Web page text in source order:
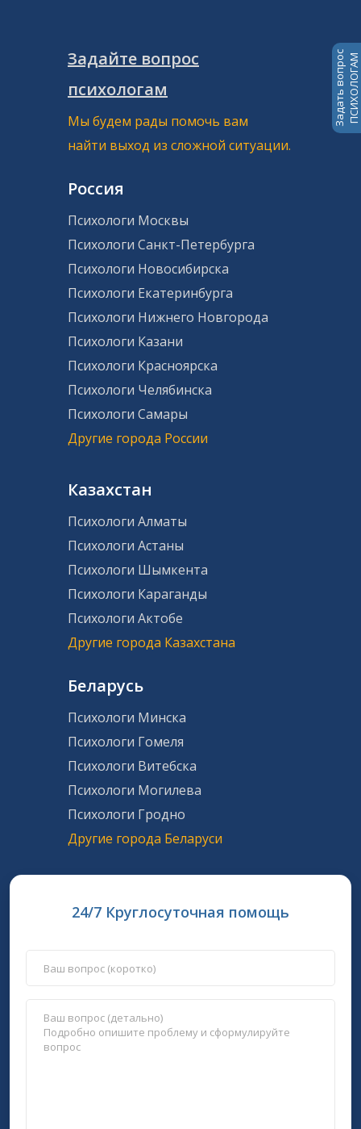
Задать вопросПСИХОЛОГАМ
Задайте вопрос
психологам
Мы будем рады помочь вам
найти выход из сложной ситуации.
Россия
Психологи Москвы
Психологи Санкт-Петербурга
Психологи Новосибирска
Психологи Екатеринбурга
Психологи Нижнего Новгорода
Психологи Казани
Психологи Красноярска
Психологи Челябинска
Психологи Самары
Другие города России
Казахстан
Психологи Алматы
Психологи Астаны
Психологи Шымкента
Психологи Караганды
Психологи Актобе
Другие города Казахстана
Беларусь
Психологи Минска
Психологи Гомеля
Психологи Витебска
Психологи Могилева
Психологи Гродно
Другие города Беларуси
24/7 Круглосуточная помощь